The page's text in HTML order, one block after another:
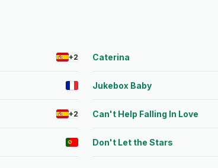
+2 Caterina
Jukebox Baby
+2 Can't Help Falling In Love
Don't Let the Stars